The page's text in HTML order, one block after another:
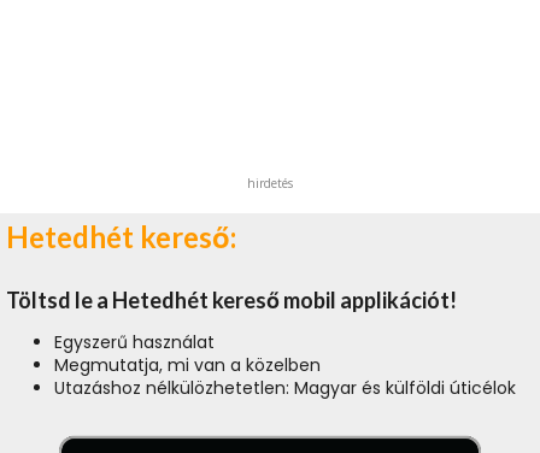
hirdetés
Hetedhét kereső:
Töltsd le a Hetedhét kereső mobil applikációt!
Egyszerű használat
Megmutatja, mi van a közelben
Utazáshoz nélkülözhetetlen: Magyar és külföldi úticélok